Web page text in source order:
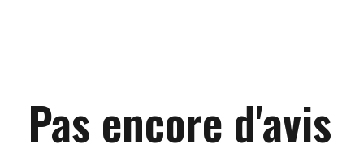
Pas encore d'avis